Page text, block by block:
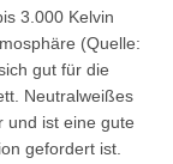
3.000 Kelvin
(Quelle:
gut für die
Neutralweißes
und ist eine gute
gefordert ist.